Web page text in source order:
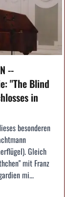
--
"The Blind
in
besonderen
Gleich
mit Franz
mi...